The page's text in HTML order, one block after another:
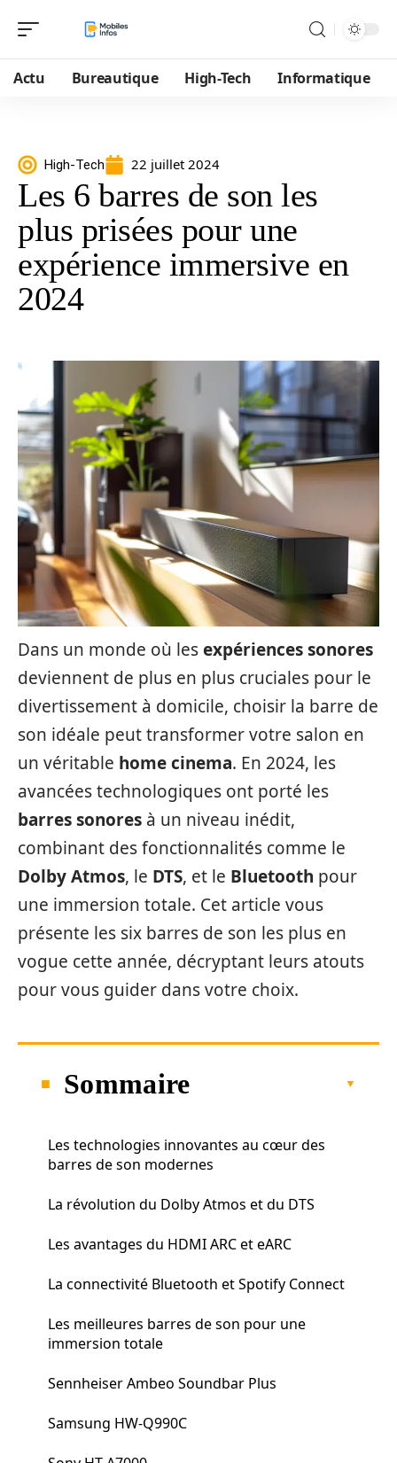
Actu Bureautique High-Tech Informatique
High-Tech 22 juillet 2024
Les 6 barres de son les
plus prisées pour une
expérience immersive en
2024
Dans un monde où lesexpériences sonores
deviennent de plus en plus cruciales pour le
divertissement à domicile, choisir la barre de
son idéale peut transformer votre salon en
un véritable home cinema. En 2024, les
avancées technologiques ont porté les
barres sonores à un niveau inédit,
combinant des fonctionnalités comme le
Dolby Atmos, le DTS, et le Bluetooth pour
une immersion totale. Cet article vous
présente les six barres de son les plus en
vogue cette année, décryptant leurs atouts
pour vous guider dans votre choix.
Sommaire
Les technologies innovantes au cœur des
barres de son modernes
La révolution du Dolby Atmos et du DTS
Les avantages du HDMI ARC et eARC
La connectivité Bluetooth et Spotify Connect
Les meilleures barres de son pour une
immersion totale
Sennheiser Ambeo Soundbar Plus
Samsung HW-Q990C